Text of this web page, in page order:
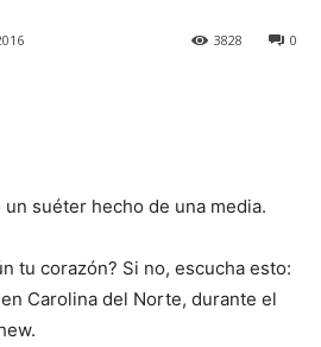
0
3828
suéter hecho de una media.
tu corazón? Si no, escucha esto:
Carolina del Norte, durante el